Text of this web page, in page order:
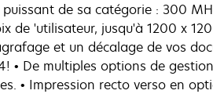
puissant de sa catégorie : 300
de 'utilisateur, jusqu'à 1200 x
et un décalage de vos
• De multiples options de
• Impression recto verso en